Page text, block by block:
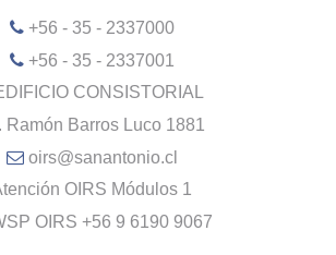
+56 - 35 - 2337000
+56 - 35 - 2337001
CONSISTORIAL
Ramón Barros Luco 1881
oirs@sanantonio.cl
OIRS Módulos 1
OIRS +56 9 6190 9067